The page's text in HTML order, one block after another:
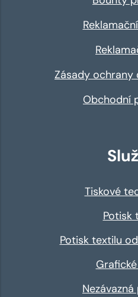
Zásady ochrany
Obchodní
Tiskové
Potisk
Potisk textilu